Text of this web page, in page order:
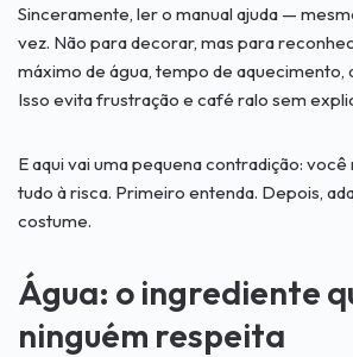
Sinceramente, ler o manual ajuda —
vez. Não para decorar, mas para
máximo de água, tempo de aquecimento,
Isso evita frustração e café ralo sem
E aqui vai uma pequena contradição:
tudo à risca. Primeiro entenda. Depois,
costume.
Água: o ingrediente
ninguém respeita